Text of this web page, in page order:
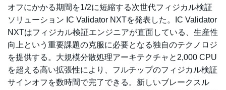
オフにかかる期間を1/2に短縮する次世代フィジカル検証
ソリューション IC Validator NXTを発表した。IC Validator
NXTはフィジカル検証エンジニアが直面している、生産性
向上という重要課題の克服に必要となる独自のテクノロジ
を提供する。大規模分散処理アーキテクチャと2,000 CPU
を超える高い拡張性により、フルチップのフィジカル検証
サインオフを数時間で完了できる。新しいブレークスル